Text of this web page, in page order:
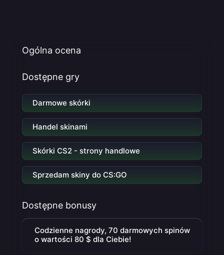
Ogólna ocena
Dostępne gry
Darmowe skórki
Handel skinami
Skórki CS2 - strony handlowe
Sprzedam skiny do CS:GO
Dostępne bonusy
Codzienne nagrody, 70 darmowych spinów
o wartości 80 $ dla Ciebie!